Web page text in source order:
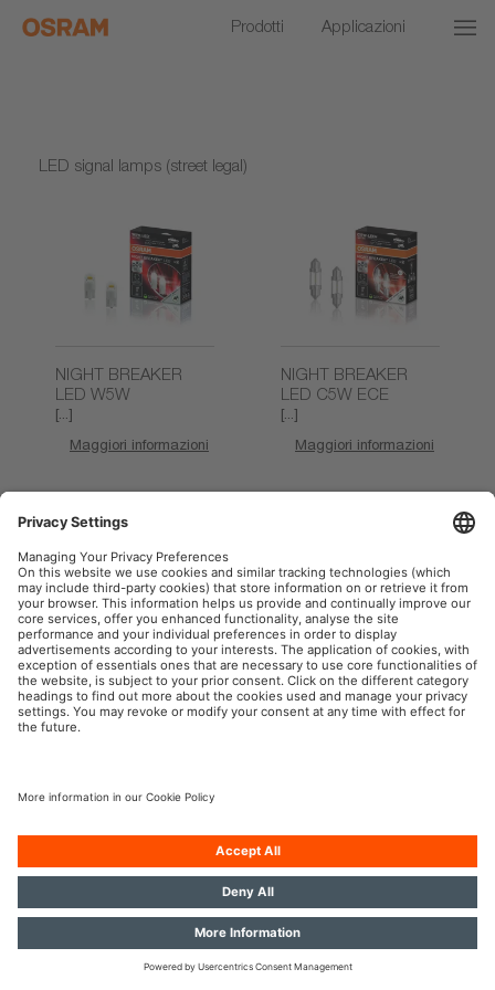
Prodotti Applicazioni
LED signal lamps (street legal)
NIGHT BREAKER
LED W5W
[...]
Maggiori informazioni
NIGHT BREAKER
LED C5W ECE
[...]
Maggiori informazioni
OSRAM Automotive nei Social
P.IVA 00745030155
Società
Condizioni generali di utilizzo
Norme sulla Privacy
Informativa sui cookie
Politica sull’IA
Contatti